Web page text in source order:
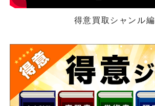
得意買取シャンル編